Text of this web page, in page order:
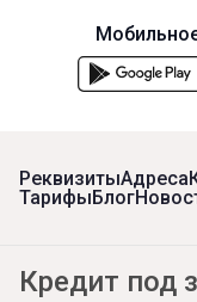
РеквизитыАдреса
ТарифыБлог
Кредит под